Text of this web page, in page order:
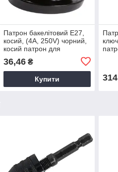
Патрон бакелітовий E27,
косий, (4A, 250V) чорний,
косий патрон для
36,46₴
Купити